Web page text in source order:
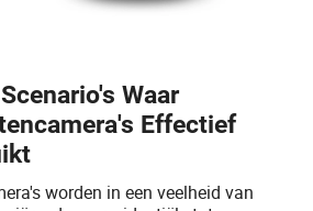
Waar
Effectief
worden in een veelheid van